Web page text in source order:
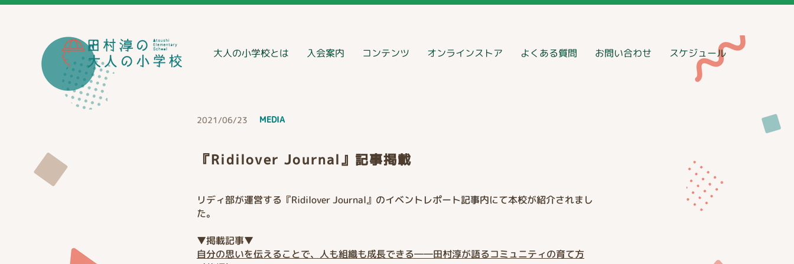
大人の小学校とは 入会案内 コンテンツ オンラインストア よくある質問 お問い合わせ スケジュール
2021/06/23 MEDIA
『Ridilover Journal』記事掲載
リディ部が運営する『Ridilover Journal』のイベントレポート記事内にて本校が紹介されまし
た。
▼掲載記事▼
自分の思いを伝えることで、人も組織も成長できる――田村淳が語るコミュニティの育て方